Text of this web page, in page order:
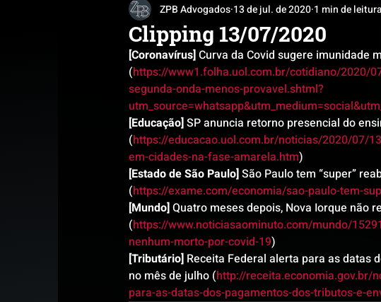
Reconhecimento Tributário Pós-evento
Clipping 13/07/2020
ZPB Advogados 13 de jul. de 2020 1 min de leitura
[Coronavírus] Curva da Covid sugere imunidade
(https://www1.folha.uol.com.br/cotidiano/2020/
segunda-onda-menos-provavel.shtml?
[Educação] SP anuncia retorno presencial do
(https://educacao.uol.com.br/noticias/2020/07/
em-cidades-na-fase-amarela.htm)
[Estado de São Paulo] São Paulo tem “super”
(https://exame.com/economia/sao-paulo-tem-
[Mundo] Quatro meses depois, Nova Iorque não
(https://www.noticiasaominuto.com/mundo/
nenhum-morto-por-covid-19)
[Tributário] Receita Federal alerta para as datas
no mês de julho (http://
para-as-datas-dos-pagamentos-dos-tributos-e-